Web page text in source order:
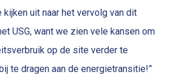
kijken uit naar het vervolg van dit
USG, want we zien vele kansen om
op de site verder te
te dragen aan de energietransitie!”